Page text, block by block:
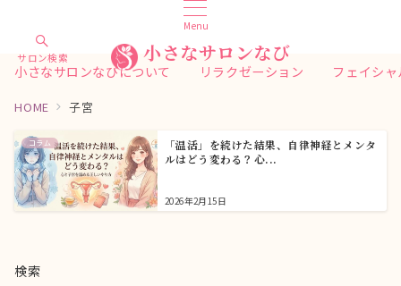
Menu
小さなサロンなび
サロン検索
小さなサロンなびについて リラクゼーション フェイシャ
HOME 子宮
コラム
「温活」を続けた結果、自律神経とメンタ
ルはどう変わる？心...
2026年2月15日
検索